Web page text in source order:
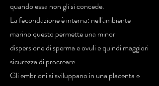
quando essa non gli si concede.
La fecondazione è interna: nell'ambiente
marino questo permette una minor
dispersione di sperma e ovuli e quindi maggiori
sicurezza di procreare.
Gli embrioni si sviluppano in una placenta e